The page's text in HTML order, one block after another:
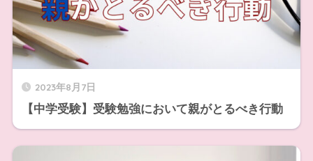
2023年8月7日
【中学受験】受験勉強において親がとるべき行動